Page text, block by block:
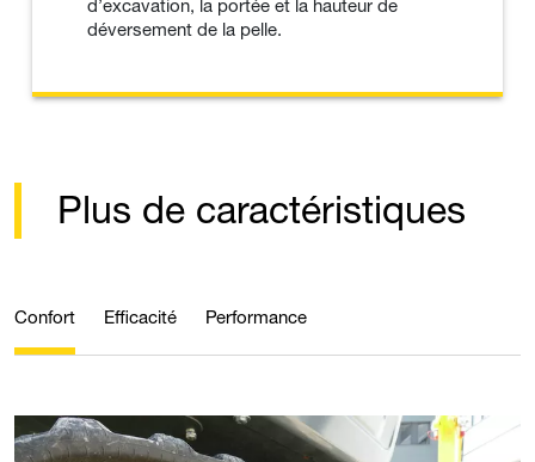
d’excavation, la portée et la hauteur de
déversement de la pelle.
Plus de caractéristiques
Confort Efficacité Performance